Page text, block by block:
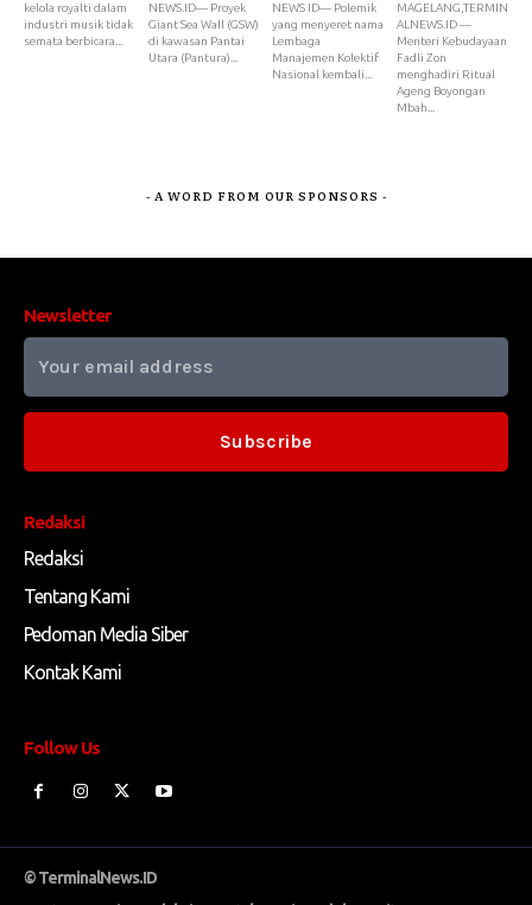
kelola royalti dalam
industri musik tidak
semata berbicara...
NEWS.ID— Proyek
Giant Sea Wall (GSW)
di kawasan Pantai
Utara (Pantura)...
NEWS ID— Polemik
yang menyeret nama
Lembaga
Manajemen Kolektif
Nasional kembali...
MAGELANG,TERMIN
ALNEWS.ID —
Menteri Kebudayaan
Fadli Zon
menghadiri Ritual
Ageng Boyongan
Mbah...
- A WORD FROM OUR SPONSORS -
Redaksi
Redaksi
Tentang Kami
Pedoman Media Siber
Kontak Kami
Follow Us
Newsletter
Subscribe
© TerminalNews.ID